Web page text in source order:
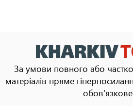
За умови повного або
матеріалів пряме